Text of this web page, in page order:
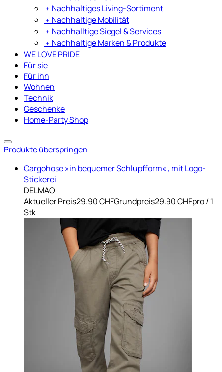
﹢ Nachhaltiges Living-Sortiment
﹢ Nachhaltige Mobilität
﹢ Nachhalltige Siegel & Services
﹢ Nachhaltige Marken & Produkte
WE LOVE PRIDE
Für sie
Für ihn
Wohnen
Technik
Geschenke
Home-Party Shop
Produkte überspringen
Cargohose »in bequemer Schlupfform« , mit Logo-
Stickerei
DELMAO
Aktueller Preis29.90 CHFGrundpreis29.90 CHFpro/ 1
Stk